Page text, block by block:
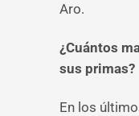
Aro.
¿Cuántos
sus primas?
En los